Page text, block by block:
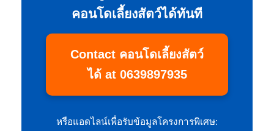
คอนโดเลี้ยงสัตว์ได้ทันที
Contact คอนโดเลี้ยงสัตว์
ได้ at 0639897935
หรือแอดไลน์เพื่อรับข้อมูลโครงการพิเศษ: